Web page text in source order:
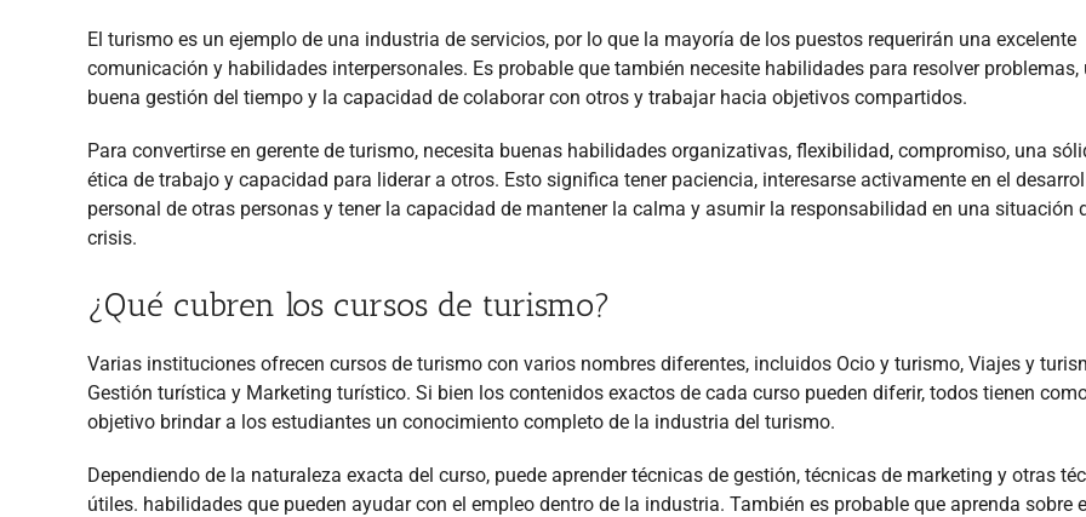
El turismo es un ejemplo de una industria de servicios, por lo que la mayoría de los puestos requerirán una excelente
comunicación y habilidades interpersonales. Es probable que también necesite habilidades para resolver problemas,
buena gestión del tiempo y la capacidad de colaborar con otros y trabajar hacia objetivos compartidos.
Para convertirse en gerente de turismo, necesita buenas habilidades organizativas, flexibilidad, compromiso, una
ética de trabajo y capacidad para liderar a otros. Esto significa tener paciencia, interesarse activamente en el
personal de otras personas y tener la capacidad de mantener la calma y asumir la responsabilidad en una situación
crisis.
¿Qué cubren los cursos de turismo?
Varias instituciones ofrecen cursos de turismo con varios nombres diferentes, incluidos Ocio y turismo, Viajes y
Gestión turística y Marketing turístico. Si bien los contenidos exactos de cada curso pueden diferir, todos tienen
objetivo brindar a los estudiantes un conocimiento completo de la industria del turismo.
Dependiendo de la naturaleza exacta del curso, puede aprender técnicas de gestión, técnicas de marketing y otras
útiles. habilidades que pueden ayudar con el empleo dentro de la industria. También es probable que aprenda sobre